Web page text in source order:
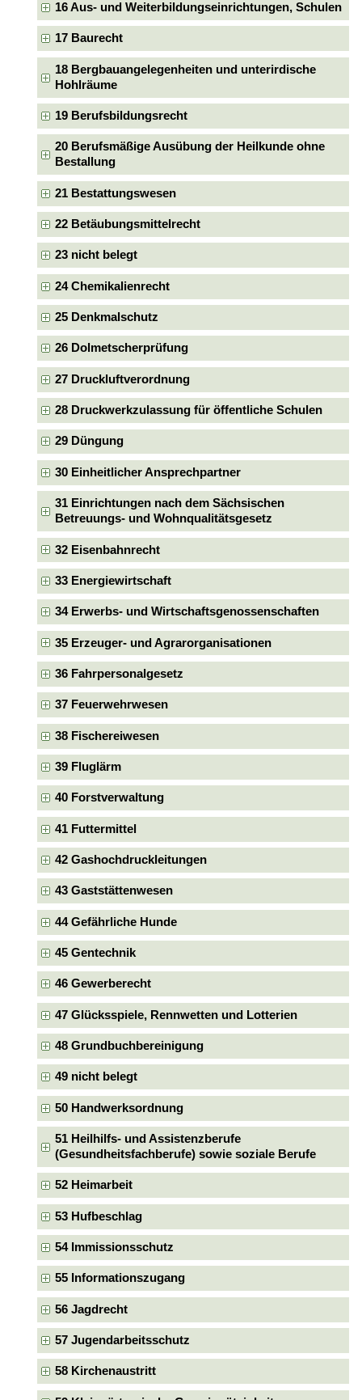
16 Aus- und Weiterbildungseinrichtungen, Schulen
17 Baurecht
18 Bergbauangelegenheiten und unterirdische
Hohlräume
19 Berufsbildungsrecht
20 Berufsmäßige Ausübung der Heilkunde ohne
Bestallung
21 Bestattungswesen
22 Betäubungsmittelrecht
23 nicht belegt
24 Chemikalienrecht
25 Denkmalschutz
26 Dolmetscherprüfung
27 Druckluftverordnung
28 Druckwerkzulassung für öffentliche Schulen
29 Düngung
30 Einheitlicher Ansprechpartner
31 Einrichtungen nach dem Sächsischen
Betreuungs- und Wohnqualitätsgesetz
32 Eisenbahnrecht
33 Energiewirtschaft
34 Erwerbs- und Wirtschaftsgenossenschaften
35 Erzeuger- und Agrarorganisationen
36 Fahrpersonalgesetz
37 Feuerwehrwesen
38 Fischereiwesen
39 Fluglärm
40 Forstverwaltung
41 Futtermittel
42 Gashochdruckleitungen
43 Gaststättenwesen
44 Gefährliche Hunde
45 Gentechnik
46 Gewerberecht
47 Glücksspiele, Rennwetten und Lotterien
48 Grundbuchbereinigung
49 nicht belegt
50 Handwerksordnung
51 Heilhilfs- und Assistenzberufe
(Gesundheitsfachberufe) sowie soziale Berufe
52 Heimarbeit
53 Hufbeschlag
54 Immissionsschutz
55 Informationszugang
56 Jagdrecht
57 Jugendarbeitsschutz
58 Kirchenaustritt